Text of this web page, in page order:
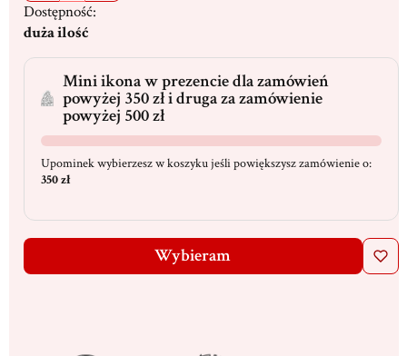
Dostępność:
duża ilość
Mini ikona w prezencie dla zamówień
powyżej 350 zł i druga za zamówienie
powyżej 500 zł
Upominek wybierzesz w koszyku jeśli powiększysz zamówienie o:
350 zł
Wybieram